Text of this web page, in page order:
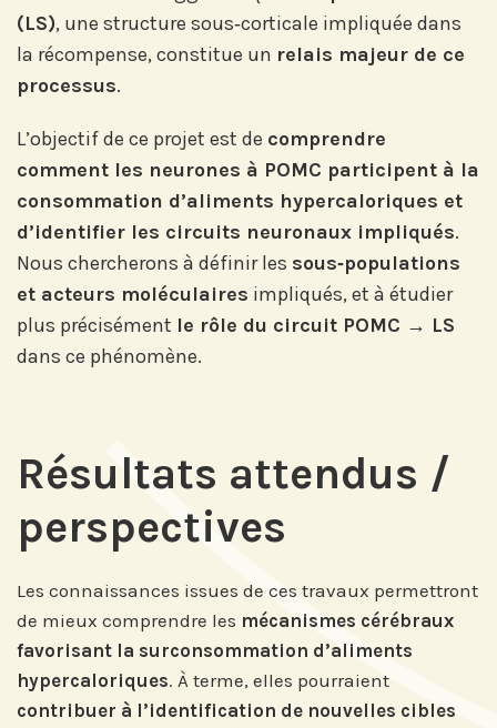
(LS), une structure sous‐corticale impliquée dans
la récompense, constitue un relais majeur de ce
processus.
L’objectif de ce projet est de comprendre
comment les neurones à POMC participent à la
consommation d’aliments hypercaloriques et
d’identifier les circuits neuronaux impliqués.
Nous chercherons à définir les sous‐populations
et acteurs moléculaires impliqués, et à étudier
plus précisément le rôle du circuit POMC → LS
dans ce phénomène.
Résultats attendus /
perspectives
Les connaissances issues de ces travaux permettront
de mieux comprendre les mécanismes cérébraux
favorisant la surconsommation d’aliments
hypercaloriques. À terme, elles pourraient
contribuer à l’identification de nouvelles cibles
Abonnez-vous sur LinkedIn
Si vous préférez suivre notre actu par
mail, recevez nos newsletters en
fonction de vos centres d'intérêt :
Journée annuelle
Prix Projets de Recherche